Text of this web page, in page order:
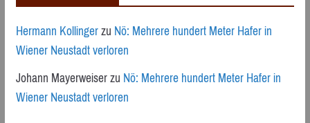
Hermann KollingerzuNö: Mehrere hundert Meter Hafer in
Wiener Neustadt verloren
Johann MayerweiserzuNö: Mehrere hundert Meter Hafer in
Wiener Neustadt verloren